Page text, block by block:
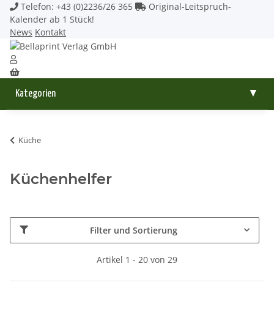
Telefon: +43 (0)2236/26 365
Original-Leitspruch-
Kalender ab 1 Stück!
News Kontakt
Kategorien ▼
Küche
Küchenhelfer
Filter und Sortierung
Artikel 1 - 20 von 29